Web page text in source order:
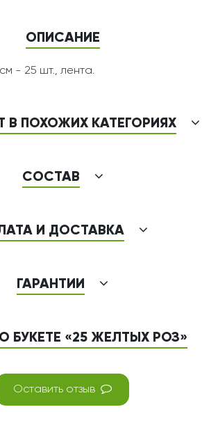
ОПИСАНИЕ
- 25 шт., лента.
В ПОХОЖИХ КАТЕГОРИЯХ
СОСТАВ
И ДОСТАВКА
ГАРАНТИИ
БУКЕТЕ «25 ЖЕЛТЫХ РОЗ»
Оставить отзыв